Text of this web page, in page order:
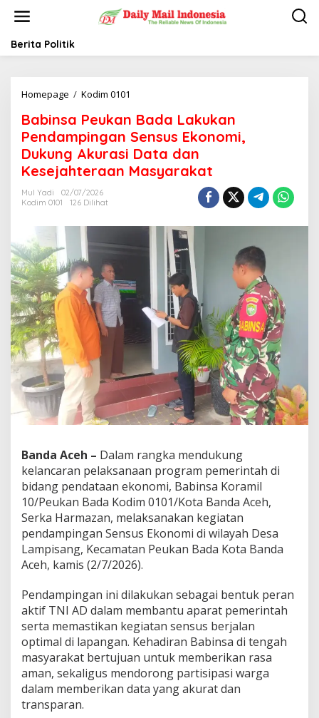
t
Berita Politik
Homepage / Kodim 0101
b
i
n
s
a
d
a
k
u
k
a
n
P
e
n
a
m
p
i
n
g
a
S
e
s
u
E
k
o
n
o
m
Babinsa Peukan Bada Lakukan
Pendampingan Sensus Ekonomi,
Dukung Akurasi Data dan
Kesejahteraan Masyarakat
Mul Yadi
02/07/2026
Kodim 0101
126 Dilihat
Banda Aceh – Dalam rangka mendukung
kelancaran pelaksanaan program pemerintah di
bidang pendataan ekonomi, Babinsa Koramil
10/Peukan Bada Kodim 0101/Kota Banda Aceh,
Serka Harmazan, melaksanakan kegiatan
pendampingan Sensus Ekonomi di wilayah Desa
Lampisang, Kecamatan Peukan Bada Kota Banda
Aceh, kamis (2/7/2026).
Pendampingan ini dilakukan sebagai bentuk peran
aktif TNI AD dalam membantu aparat pemerintah
serta memastikan kegiatan sensus berjalan
optimal di lapangan. Kehadiran Babinsa di tengah
masyarakat bertujuan untuk memberikan rasa
aman, sekaligus mendorong partisipasi warga
dalam memberikan data yang akurat dan
transparan.